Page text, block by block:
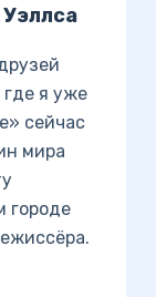
я уже
сейчас
мира
городе